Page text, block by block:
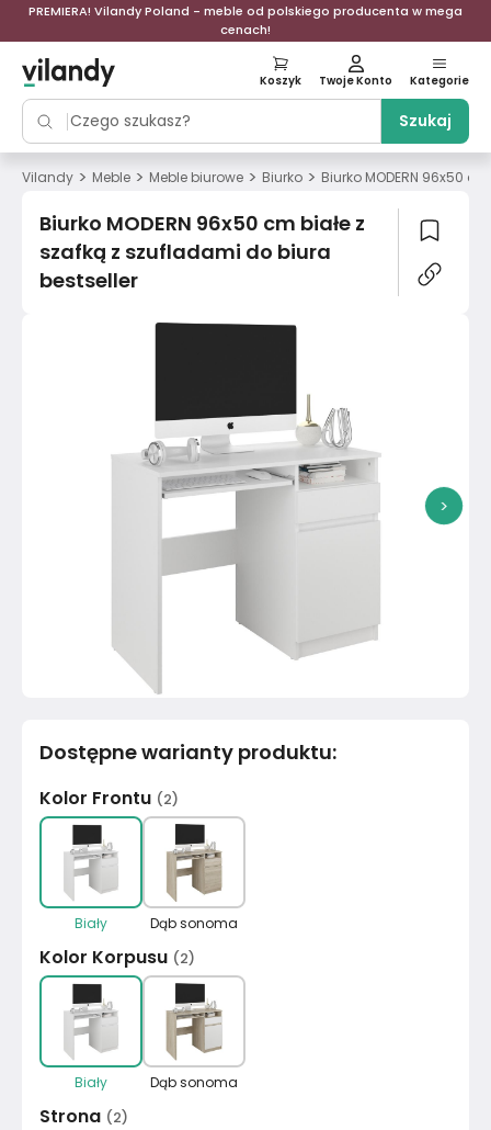
PREMIERA! Vilandy Poland - meble od polskiego producenta w mega
cenach!
Szukaj
Koszyk Twoje Konto Kategorie
Vilandy > Meble > Meble biurowe > Biurko > Biurko MODERN 96x50
Biurko MODERN 96x50 cm białe z
szafką z szufladami do biura
bestseller
>
Dostępne warianty produktu:
Kolor Frontu (2)
Biały Dąb sonoma
Kolor Korpusu (2)
Biały Dąb sonoma
Strona (2)